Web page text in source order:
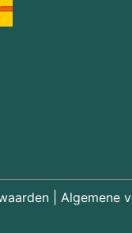
Algemene